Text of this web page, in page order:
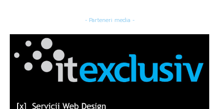
- Parteneri media -